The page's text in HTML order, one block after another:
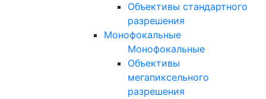
Объективы стандартного
разрешения
Монофокальные
Монофокальные
Объективы
мегапиксельного
разрешения